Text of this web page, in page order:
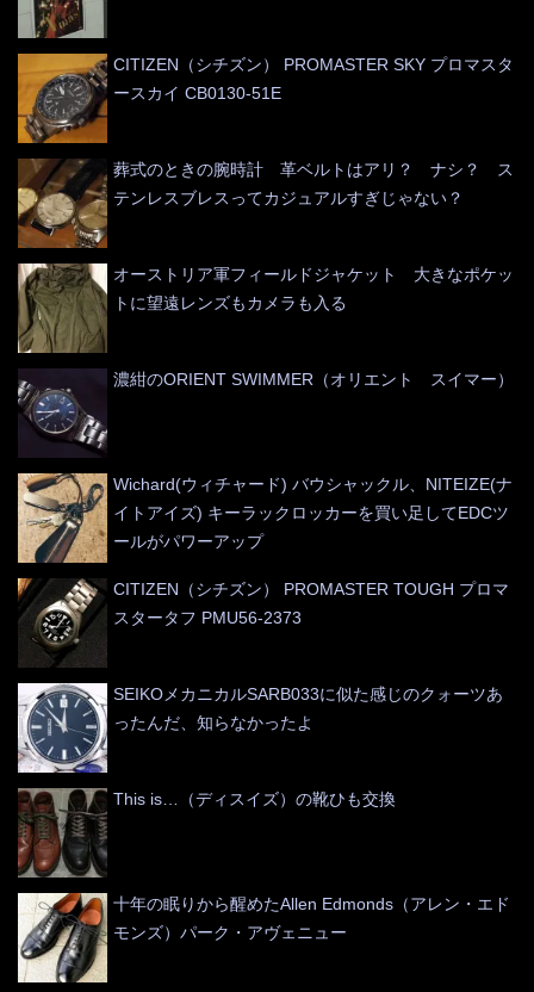
CITIZEN（シチズン） PROMASTER SKY プロマスタ
ースカイ CB0130-51E
葬式のときの腕時計 革ベルトはアリ？ ナシ？ ス
テンレスブレスってカジュアルすぎじゃない？
オーストリア軍フィールドジャケット 大きなポケッ
トに望遠レンズもカメラも入る
濃紺のORIENT SWIMMER（オリエント スイマー）
Wichard(ウィチャード) バウシャックル、NITEIZE(ナ
イトアイズ) キーラックロッカーを買い足してEDCツ
ールがパワーアップ
CITIZEN（シチズン） PROMASTER TOUGH プロマ
スタータフ PMU56-2373
SEIKOメカニカルSARB033に似た感じのクォーツあ
ったんだ、知らなかったよ
This is…（ディスイズ）の靴ひも交換
十年の眠りから醒めたAllen Edmonds（アレン・エド
モンズ）パーク・アヴェニュー